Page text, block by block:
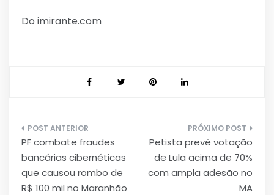
Do imirante.com
Navegação
de
Post
PF combate fraudes
bancárias cibernéticas
que causou rombo de
R$ 100 mil no Maranhão
Petista prevê votação
de Lula acima de 70%
com ampla adesão no
MA